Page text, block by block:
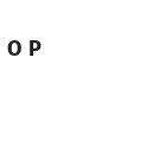
O P